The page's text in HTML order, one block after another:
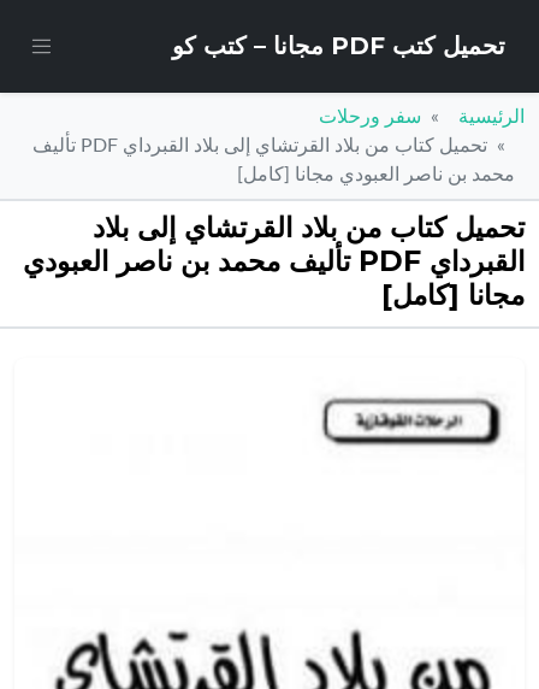
تحميل كتب PDF مجانا – كتب كو
الرئيسية
سفر ورحلات
تحميل كتاب من بلاد القرتشاي إلى بلاد القبرداي PDF تأليف
محمد بن ناصر العبودي مجانا [كامل]
تحميل كتاب من بلاد القرتشاي إلى بلاد
القبرداي PDF تأليف محمد بن ناصر العبودي
مجانا [كامل]